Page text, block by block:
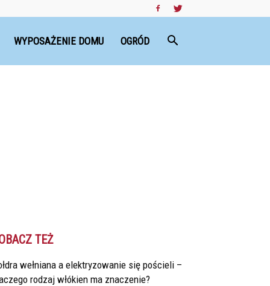
WYPOSAŻENIE DOMU OGRÓD
TEŻ
wełniana a elektryzowanie się pościeli –
rodzaj włókien ma znaczenie?